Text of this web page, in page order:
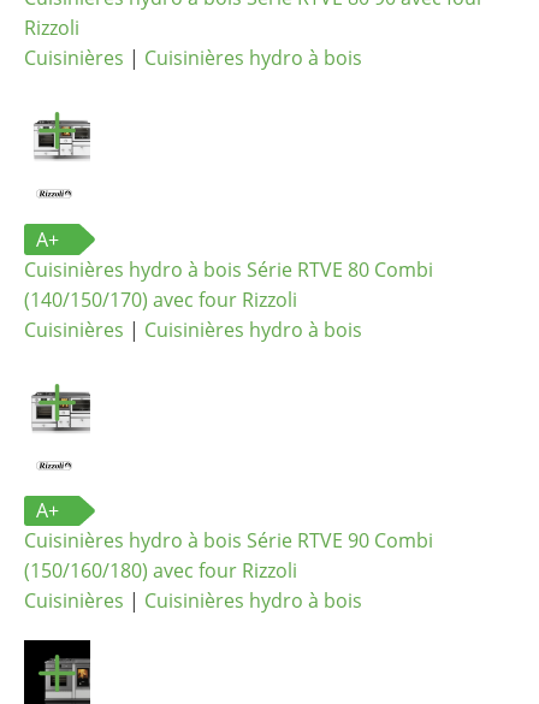
Rizzoli
Cuisinières | Cuisinières hydro à bois
A+
Cuisinières hydro à bois Série RTVE 80 Combi
(140/150/170) avec four Rizzoli
Cuisinières | Cuisinières hydro à bois
A+
Cuisinières hydro à bois Série RTVE 90 Combi
(150/160/180) avec four Rizzoli
Cuisinières | Cuisinières hydro à bois